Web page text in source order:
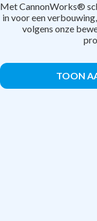
Met CannonWorks®
in voor een
volgens onze
TOON